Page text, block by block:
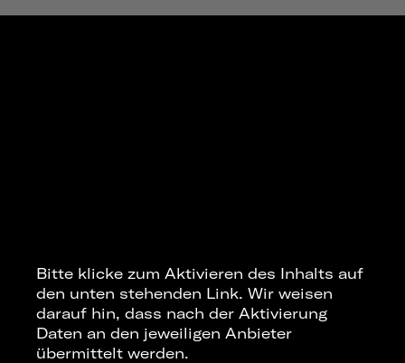
Bitte klicke zum Aktivieren des Inhalts auf
den unten stehenden Link. Wir weisen
darauf hin, dass nach der Aktivierung
Daten an den jeweiligen Anbieter
übermittelt werden.